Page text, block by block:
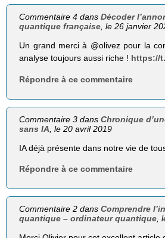
Commentaire 4 dansDécoder
quantique française, le 26 janvier
Un grand merci à @olivez pour la
analyse toujours aussi riche ! https://
Répondre à ce commentaire
Commentaire 3 dansChronique
sans IA , le 20 avril 2019
IA déjà présente dans notre vie de
Répondre à ce commentaire
Commentaire 2 dansComprendre
quantique – ordinateur quantique ,